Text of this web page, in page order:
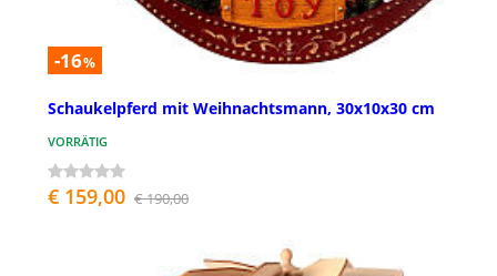
-16%
Schaukelpferd mit Weihnachtsmann, 30x10x30 cm
VORRÄTIG
€ 159,00 € 190,00